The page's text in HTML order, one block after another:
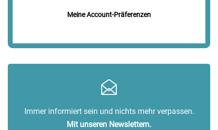
Meine Account-Präferenzen
Immer informiert sein und nichts mehr verpassen.
Mit unseren Newslettern.